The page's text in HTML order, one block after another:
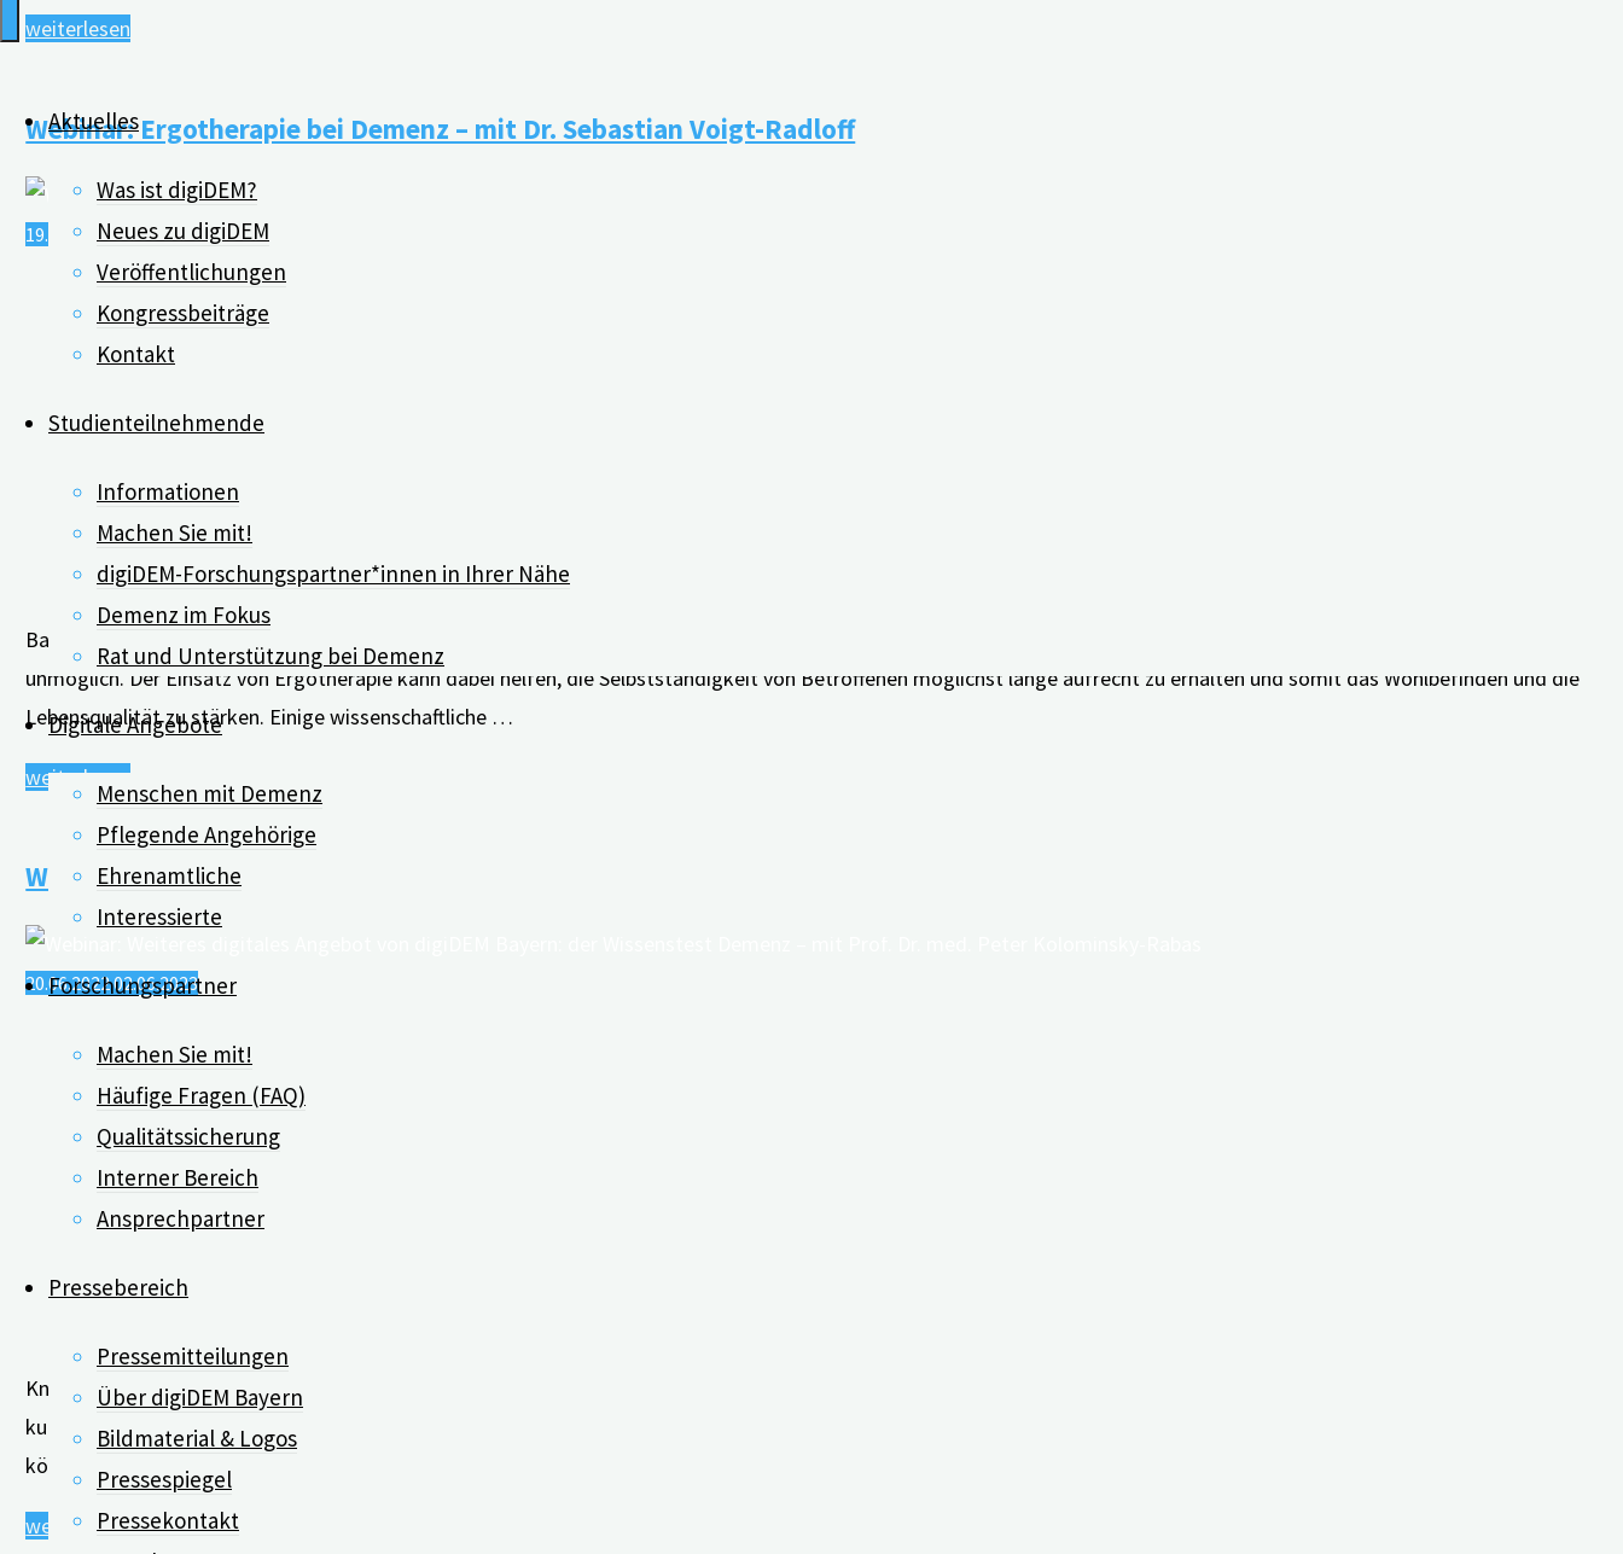
Aktuelles
Was ist digiDEM?
Neues zu digiDEM
Veröffentlichungen
Kongressbeiträge
Kontakt
Studienteilnehmende
Informationen
Machen Sie mit!
digiDEM-Forschungspartner*innen in Ihrer Nähe
Demenz im Fokus
Rat und Unterstützung bei Demenz
Digitale Angebote
Menschen mit Demenz
Pflegende Angehörige
Ehrenamtliche
Interessierte
Forschungspartner
Machen Sie mit!
Häufige Fragen (FAQ)
Qualitätssicherung
Interner Bereich
Ansprechpartner
Pressebereich
Pressemitteilungen
Über digiDEM Bayern
Bildmaterial & Logos
Pressespiegel
Pressekontakt
weiterlesen
und
seine
digitalen
Angebote
Demenz
Angehörige"
Webinar: Ergotherapie bei Demenz – mit Dr. Sebastian Voigt-Radloff
19.07.202202.06.2023
Bauen sich die kognitiven Fähigkeiten bei Menschen mit Demenz ab, erschwert dies alltägliche Handlungen und persönlich bedeutsame Aktivitäten oder macht diese sogar
unmöglich. Der Einsatz von Ergotherapie kann dabei helfen, die Selbstständigkeit von Betroffenen möglichst lange aufrecht zu erhalten und somit das Wohlbefinden und die
Lebensqualität zu stärken. Einige wissenschaftliche …
weiterlesen"Webinar:
bei
Demenz
–
mit
Dr.
Sebastian
Voigt-
Radloff"
Webinar: Weiteres digitales Angebot von digiDEM Bayern: der Wissenstest Demenz – mit Prof. Dr. med. Peter Kolominsky-Rabas
20.06.202202.06.2023
Knapp 60 Prozent der Bevölkerung in Deutschland haben eine geringe Gesundheitskompetenz, heißt es in einer Studie. Vielen fällt es schwer, sich über Gesundheitsthemen
kundig zu machen, Informationen zu bewerten und diese im täglichen Leben anzuwenden. Die Vorteile, Gesundheitskompetenz zu erwerben, liegen dabei auf der Hand. So
können sich zum Beispiel Gesundheits- und …
weiterlesen"Webinar: